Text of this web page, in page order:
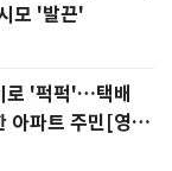
모 '발끈'
로 '퍽퍽'…택배
아파트 주민[영